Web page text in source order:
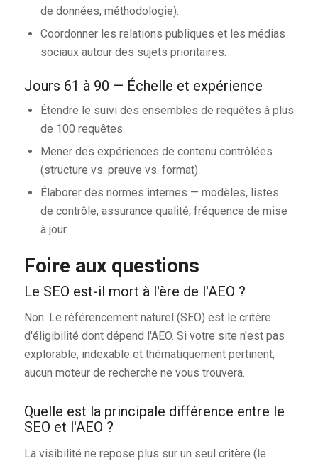
de données, méthodologie).
Coordonner les relations publiques et les médias
sociaux autour des sujets prioritaires.
Jours 61 à 90 — Échelle et expérience
Étendre le suivi des ensembles de requêtes à plus
de 100 requêtes.
Mener des expériences de contenu contrôlées
(structure vs. preuve vs. format).
Élaborer des normes internes — modèles, listes
de contrôle, assurance qualité, fréquence de mise
à jour.
Foire aux questions
Le SEO est-il mort à l'ère de l'AEO ?
Non. Le référencement naturel (SEO) est le critère
d'éligibilité dont dépend l'AEO. Si votre site n'est pas
explorable, indexable et thématiquement pertinent,
aucun moteur de recherche ne vous trouvera.
Quelle est la principale différence entre le
SEO et l'AEO ?
La visibilité ne repose plus sur un seul critère (le